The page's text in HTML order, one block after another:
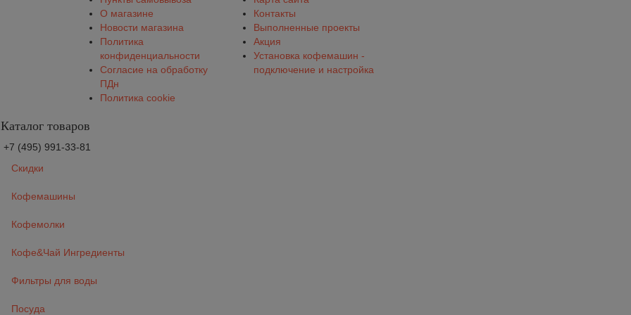
О магазине
Новости магазина
Политика
конфиденциальности
Согласие на обработку
ПДн
Политика cookie
Контакты
Выполненные проекты
Акция
Установка кофемашин -
подключение и настройка
Каталог товаров
+7 (495) 991-33-81
Скидки
Кофемашины
Кофемолки
Кофе&Чай Ингредиенты
Фильтры для воды
Посуда